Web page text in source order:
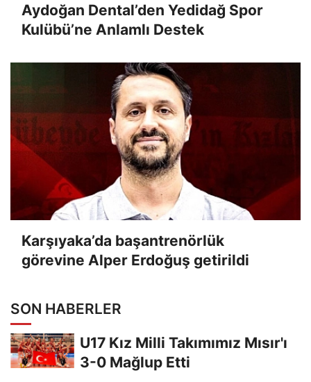
Aydoğan Dental’den Yedidağ Spor
Kulübü’ne Anlamlı Destek
Karşıyaka’da başantrenörlük
görevine Alper Erdoğuş getirildi
SON HABERLER
U17 Kız Milli Takımımız Mısır'ı
3-0 Mağlup Etti